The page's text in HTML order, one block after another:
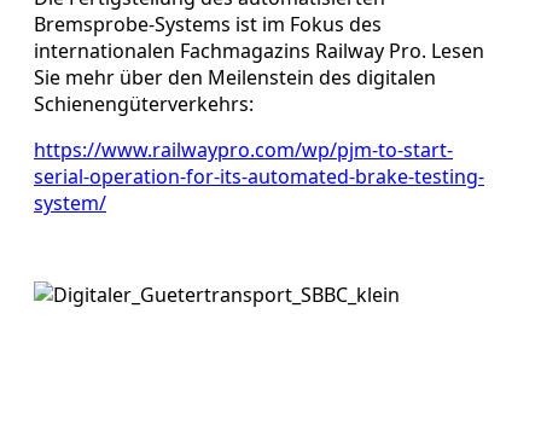
Bremsprobe-Systems ist im Fokus des
internationalen Fachmagazins Railway Pro. Lesen
Sie mehr über den Meilenstein des digitalen
Schienengüterverkehrs:
https://www.railwaypro.com/wp/pjm-to-start-
serial-operation-for-its-automated-brake-testing-
system/